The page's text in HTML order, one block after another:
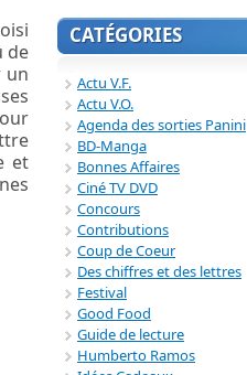
de
un
et
CATÉGORIES
Actu V.F.
Actu V.O.
Agenda des sorties Panini
BD-Manga
Bonnes Affaires
Ciné TV DVD
Concours
Contributions
Coup de Coeur
Des chiffres et des lettres
Festival
Good Food
Guide de lecture
Humberto Ramos